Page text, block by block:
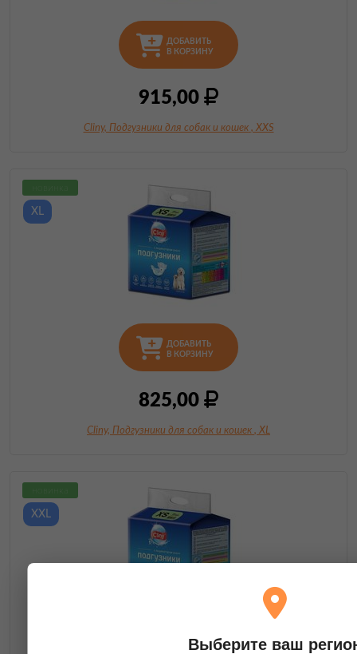
ДОБАВИТЬ
В КОРЗИНУ
915,00
Cliny, Подгузники для собак и кошек , XXS
ДОБАВИТЬ
В КОРЗИНУ
825,00
XL
Cliny, Подгузники для собак и кошек , XL
ДОБАВИТЬ
XXL
Выберите ваш